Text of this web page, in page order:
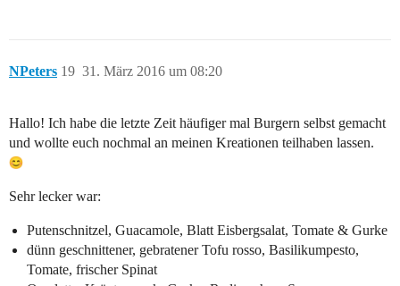
NPeters 31. März 2016 um 08:20
19
Hallo! Ich habe die letzte Zeit häufiger mal Burgern selbst gemacht
und wollte euch nochmal an meinen Kreationen teilhaben lassen.
Sehr lecker war:
Putenschnitzel, Guacamole, Blatt Eisbergsalat, Tomate & Gurke
dünn geschnittener, gebratener Tofu rosso, Basilikumpesto,
Tomate, frischer Spinat